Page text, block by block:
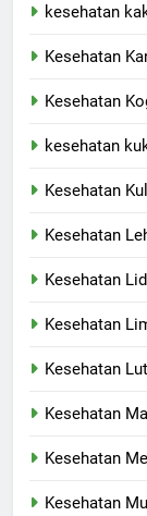
kesehatan
Kesehatan
Kesehatan
kesehatan
Kesehatan
Kesehatan
Kesehatan
Kesehatan
Kesehatan
Kesehatan
Kesehatan
Kesehatan